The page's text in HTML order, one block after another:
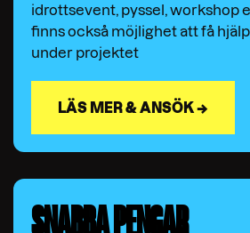
idrottsevent, pyssel, workshop
finns också möjlighet att få
under projektet
LÄS MER & ANSÖK →
SNABBA PENGAR